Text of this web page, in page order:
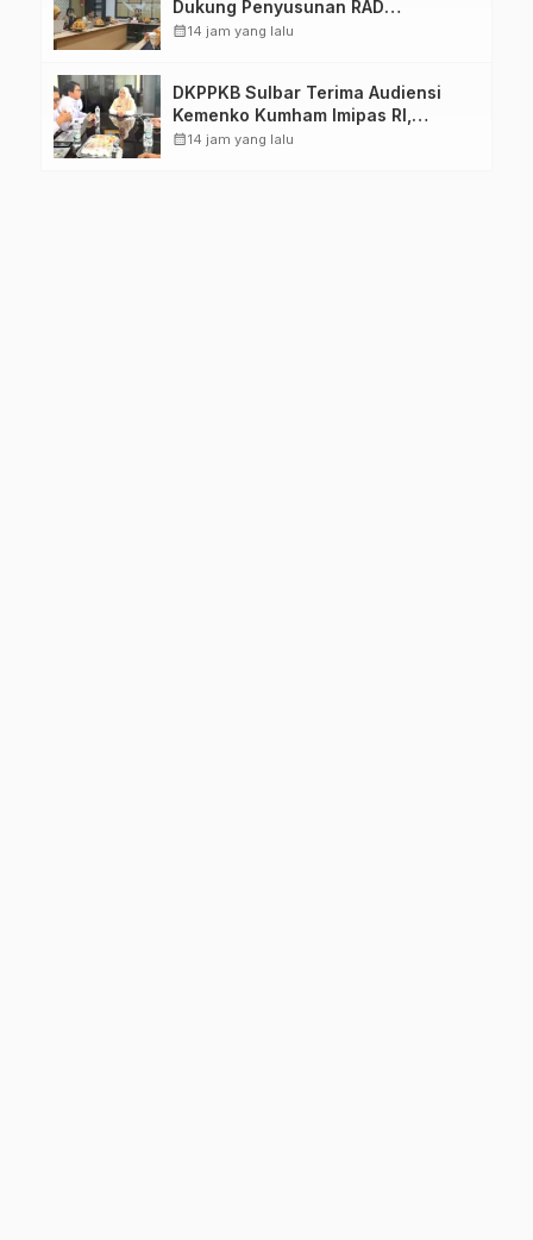
Dukung Penyusunan RAD
TPB/SDGs Sulawesi Barat
calendar_month14 jam yang lalu
DKPPKB Sulbar Terima Audiensi
Kemenko Kumham Imipas RI,
Perkuat Pelayanan Kesehatan bagi
calendar_month14 jam yang lalu